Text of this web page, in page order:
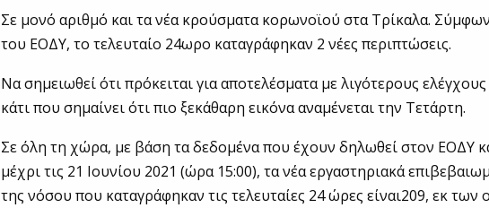
Σε μονό αριθμό και τα νέα κρούσματα κορωνοϊού στα Τρίκαλα.
του ΕΟΔΥ, το τελευταίο 24ωρο καταγράφηκαν 2 νέες περιπτώσεις.
Να σημειωθεί ότι πρόκειται για αποτελέσματα με λιγότερους
κάτι που σημαίνει ότι πιο ξεκάθαρη εικόνα αναμένεται την Τετάρτη.
Σε όλη τη χώρα, με βάση τα δεδομένα που έχουν δηλωθεί στον ΕΟΔΥ
μέχρι τις 21 Ιουνίου 2021 (ώρα 15:00), τα νέα εργαστηριακά
της νόσου που καταγράφηκαν τις τελευταίες 24 ώρες είναι209, εκ των